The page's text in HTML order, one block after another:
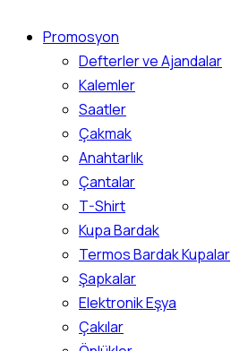
Promosyon
Defterler ve Ajandalar
Kalemler
Saatler
Çakmak
Anahtarlık
Çantalar
T-Shirt
Kupa Bardak
Termos Bardak Kupalar
Şapkalar
Elektronik Eşya
Çakılar